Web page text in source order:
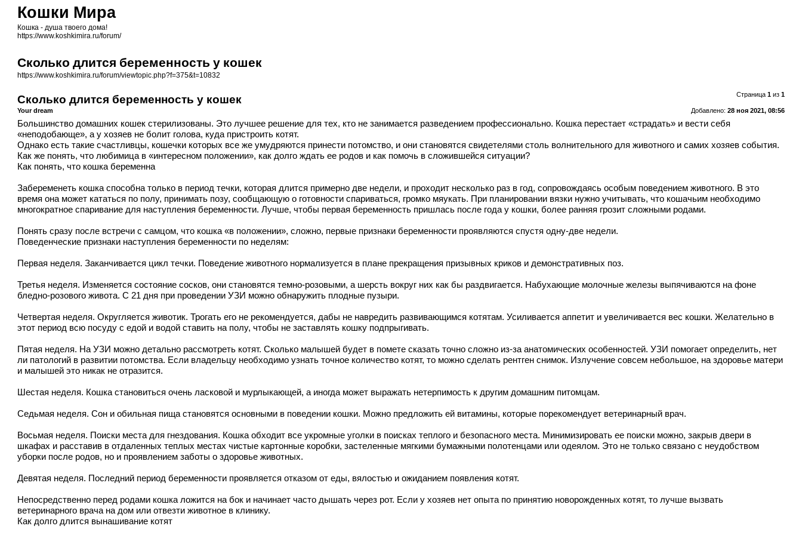
Кошки Мира
Кошка - душа твоего дома!
https://www.koshkimira.ru/forum/
Сколько длится беременность у кошек
https://www.koshkimira.ru/forum/viewtopic.php?f=375&t=10832
Страница 1из 1
Сколько длится беременность у кошек
Добавлено: 28 ноя 2021, 08:56
Your dream
Большинство домашних кошек стерилизованы. Это лучшее решение для тех, кто не занимается разведением профессионально. Кошка перестает «страдать» и вести себя
«неподобающе», а у хозяев не болит голова, куда пристроить котят.
Однако есть такие счастливцы, кошечки которых все же умудряются принести потомство, и они становятся свидетелями столь волнительного для животного и самих хозяев события.
Как же понять, что любимица в «интересном положении», как долго ждать ее родов и как помочь в сложившейся ситуации?
Как понять, что кошка беременна
Забеременеть кошка способна только в период течки, которая длится примерно две недели, и проходит несколько раз в год, сопровождаясь особым поведением животного. В это
время она может кататься по полу, принимать позу, сообщающую о готовности спариваться, громко мяукать. При планировании вязки нужно учитывать, что кошачьим необходимо
многократное спаривание для наступления беременности. Лучше, чтобы первая беременность пришлась после года у кошки, более ранняя грозит сложными родами.
Понять сразу после встречи с самцом, что кошка «в положении», сложно, первые признаки беременности проявляются спустя одну-две недели.
Поведенческие признаки наступления беременности по неделям:
Первая неделя. Заканчивается цикл течки. Поведение животного нормализуется в плане прекращения призывных криков и демонстративных поз.
Третья неделя. Изменяется состояние сосков, они становятся темно-розовыми, а шерсть вокруг них как бы раздвигается. Набухающие молочные железы выпячиваются на фоне
бледно-розового живота. С 21 дня при проведении УЗИ можно обнаружить плодные пузыри.
Четвертая неделя. Округляется животик. Трогать его не рекомендуется, дабы не навредить развивающимся котятам. Усиливается аппетит и увеличивается вес кошки. Желательно в
этот период всю посуду с едой и водой ставить на полу, чтобы не заставлять кошку подпрыгивать.
Пятая неделя. На УЗИ можно детально рассмотреть котят. Сколько малышей будет в помете сказать точно сложно из-за анатомических особенностей. УЗИ помогает определить, нет
ли патологий в развитии потомства. Если владельцу необходимо узнать точное количество котят, то можно сделать рентген снимок. Излучение совсем небольшое, на здоровье матери
и малышей это никак не отразится.
Шестая неделя. Кошка становиться очень ласковой и мурлыкающей, а иногда может выражать нетерпимость к другим домашним питомцам.
Седьмая неделя. Сон и обильная пища становятся основными в поведении кошки. Можно предложить ей витамины, которые порекомендует ветеринарный врач.
Восьмая неделя. Поиски места для гнездования. Кошка обходит все укромные уголки в поисках теплого и безопасного места. Минимизировать ее поиски можно, закрыв двери в
шкафах и расставив в отдаленных теплых местах чистые картонные коробки, застеленные мягкими бумажными полотенцами или одеялом. Это не только связано с неудобством
уборки после родов, но и проявлением заботы о здоровье животных.
Девятая неделя. Последний период беременности проявляется отказом от еды, вялостью и ожиданием появления котят.
Непосредственно перед родами кошка ложится на бок и начинает часто дышать через рот. Если у хозяев нет опыта по принятию новорожденных котят, то лучше вызвать
ветеринарного врача на дом или отвезти животное в клинику.
Как долго длится вынашивание котят